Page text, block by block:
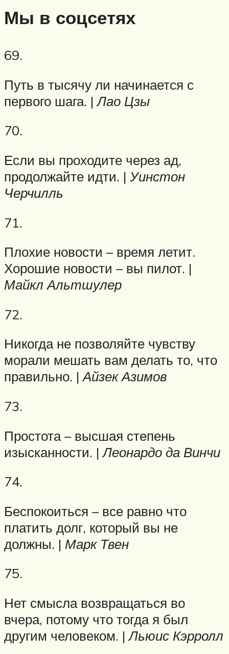
Мы в соцсетях
69.
Путь в тысячу ли начинается с
первого шага. |Лао Цзы
70.
Если вы проходите через ад,
продолжайте идти. | Уинстон
Черчилль
71.
Плохие новости – время летит.
Хорошие новости – вы пилот. |
Майкл Альтшулер
72.
Никогда не позволяйте чувству
морали мешать вам делать то, что
правильно. |Айзек Азимов
73.
Простота – высшая степень
изысканности. |Леонардо да Винчи
74.
Беспокоиться – все равно что
платить долг, который вы не
должны. | Марк Твен
75.
Нет смысла возвращаться во
вчера, потому что тогда я был
другим человеком. |Льюис Кэрролл